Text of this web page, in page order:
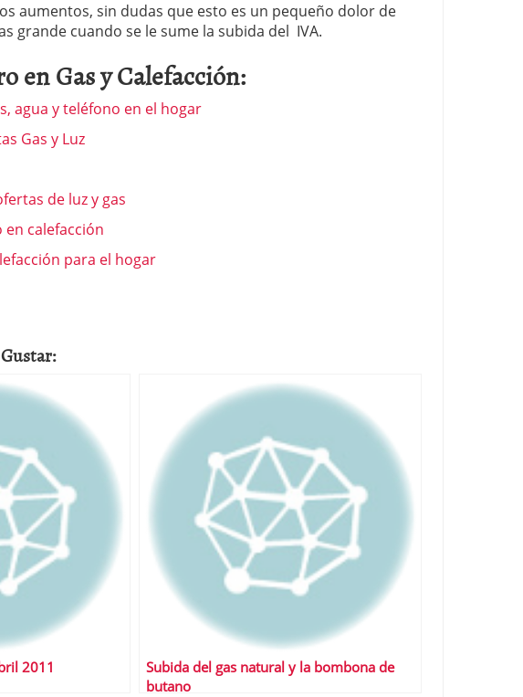
aumentos, sin dudas que esto es un pequeño dolor de
grande cuando se le sume la subida del IVA.
en Gas y Calefacción:
agua y teléfono en el hogar
Gas y Luz
de luz y gas
calefacción
para el hogar
2011
Subida del gas natural y la bombona de
butano